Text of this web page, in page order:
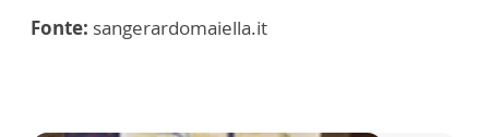
Fonte: sangerardomaiella.it